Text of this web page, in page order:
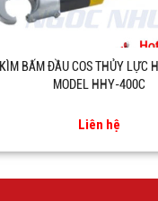
KÌM BẤM ĐẦU COS THỦY LỰC
MODEL HHY-400C
Liên hệ